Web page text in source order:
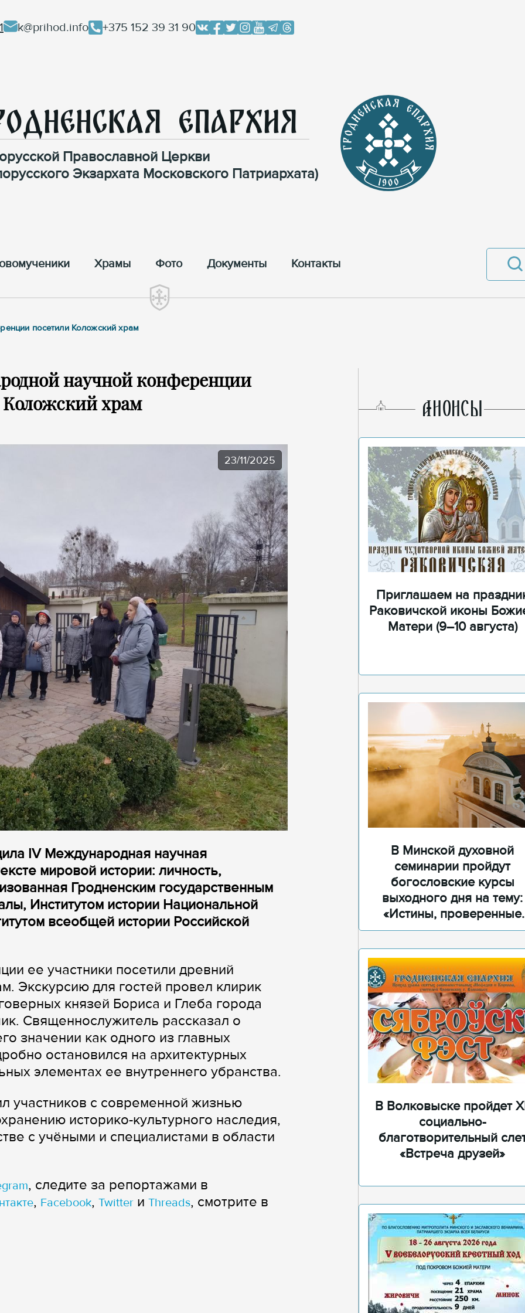
k@prihod.info +375 152 39 31 90
Епархия
Православной Церкви
Экзархата Московского Патриархата)
Храмы Фото Документы Контакты
посетили Коложский храм
научной конференции
храм
23/11/2025
IV Международная научная
мировой истории: личность,
Гродненским государственным
Институтом истории Национальной
всеобщей истории Российской
ее участники посетили древний
Экскурсию для гостей провел клирик
князей Бориса и Глеба города
Священнослужитель рассказал о
значении как одного из главных
остановился на архитектурных
элементах ее внутреннего убранства.
участников с современной жизнью
историко-культурного наследия,
с учёными и специалистами в области
, следите за репортажами в
, Facebook, Twitter и Threads, смотрите в
AНОНСЫ
Приглашаем на
Раковичской иконы
Матери (9–10 августа)
В Минской духовной
семинарии пройдут
богословские курсы
выходного дня на тему:
«Истины, проверенные
временем»
В Волковыске пройдет
социально-
благотворительный
«Встреча друзей»